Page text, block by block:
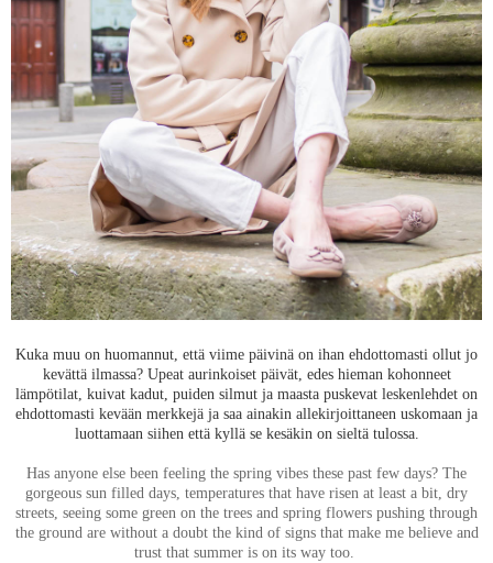
Kuka muu on huomannut, että viime päivinä on ihan ehdottomasti ollut jo
kevättä ilmassa? Upeat aurinkoiset päivät, edes hieman kohonneet
lämpötilat, kuivat kadut, puiden silmut ja maasta puskevat leskenlehdet on
ehdottomasti kevään merkkejä ja saa ainakin allekirjoittaneen uskomaan ja
luottamaan siihen että kyllä se kesäkin on sieltä tulossa.
Has anyone else been feeling the spring vibes these past few days? The
gorgeous sun filled days, temperatures that have risen at least a bit, dry
streets, seeing some green on the trees and spring flowers pushing through
the ground are without a doubt the kind of signs that make me believe and
trust that summer is on its way too.